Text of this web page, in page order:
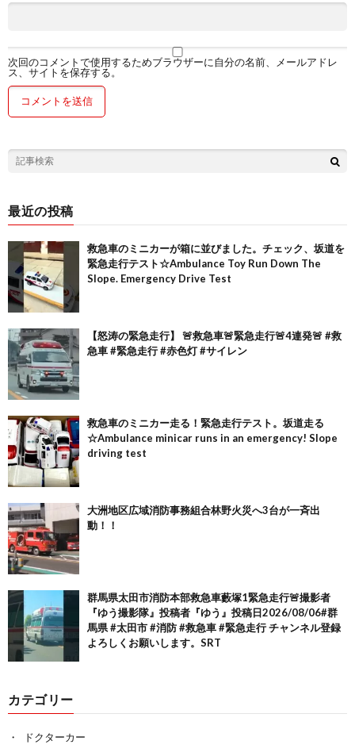
次回のコメントで使用するためブラウザーに自分の名前、メールアドレ
ス、サイトを保存する。
最近の投稿
救急車のミニカーが箱に並びました。チェック、坂道を
緊急走行テスト☆Ambulance Toy Run Down The
Slope. Emergency Drive Test
【怒涛の緊急走行】 🚨救急車🚨緊急走行🚨4連発🚨 #救
急車 #緊急走行 #赤色灯 #サイレン
救急車のミニカー走る！緊急走行テスト。坂道走る
☆Ambulance minicar runs in an emergency! Slope
driving test
大洲地区広域消防事務組合林野火災へ3台が一斉出
動！！
群馬県太田市消防本部救急車藪塚1緊急走行🚨撮影者
『ゆう撮影隊』投稿者『ゆう』投稿日2026/08/06#群
馬県 #太田市 #消防 #救急車 #緊急走行 チャンネル登録
よろしくお願いします。SRT
カテゴリー
ドクターカー